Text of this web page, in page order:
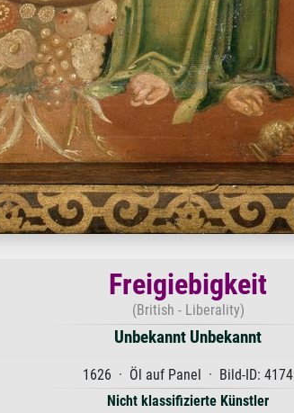
Freigiebigkeit
(British - Liberality)
Unbekannt Unbekannt
1626 · Öl auf Panel · Bild-ID: 4174
Nicht klassifizierte Künstler